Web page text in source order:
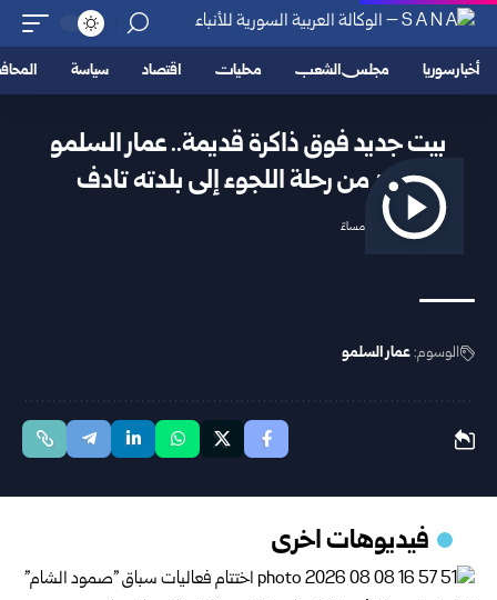
أخبار سوريا مجلس الشعب محليات اقتصاد سياسة
بيت جديد فوق ذاكرة قديمة.. عمار السلمو
يعود من رحلة اللجوء إلى بلدته تادف
2025/12/05 7:17 مساءً
الوسوم:عمار السلمو
فيديوهات اخرى